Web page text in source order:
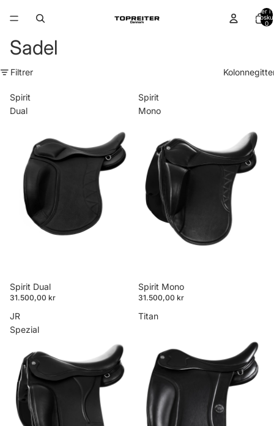
Varer i
0
Sadel
Filtrer
Spirit
Dual
Spirit Dual
31.500,00 kr
Spirit
Mono
Spirit Mono
31.500,00 kr
JR
Spezial
Titan